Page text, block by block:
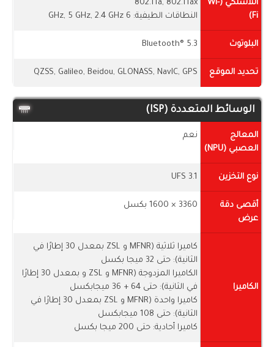
اللاسلكي (Wi-
Fi)
802.11a, 802.11ax
النطاقات الطيفية: 6 GHz, 5 GHz, 2.4 GHz
البلوتوث Bluetooth® 5.3
تحديد الموقع QZSS, Galileo, Beidou, GLONASS, NavIC, GPS
الوسائط المتعددة (ISP)
المعالج
العصبي (NPU)
نعم
نوع التخزين UFS 3.1
أقصى دقة
عرض
3360 × 1600 بكسل
الكاميرا
كاميرا ثلاثية (MFNR و ZSL بمعدل 30 إطارًا في
الثانية): حتى 32 ميجا بكسل
الكاميرا المزدوجة (MFNR و ZSL و بمعدل 30 إطارًا
في الثانية): حتى 64 + 36 ميجابكسل
كاميرا واحدة (MFNR و ZSL بمعدل 30 إطارًا في
الثانية): حتى 108 ميجابكسل
كاميرا أحادية: حتى 200 ميجا بكسل